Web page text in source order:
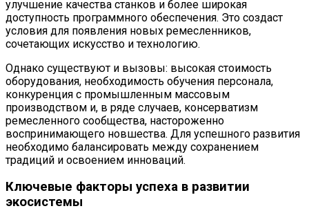
улучшение качества станков и более широкая
доступность программного обеспечения. Это создаст
условия для появления новых ремесленников,
сочетающих искусство и технологию.
Однако существуют и вызовы: высокая стоимость
оборудования, необходимость обучения персонала,
конкуренция с промышленным массовым
производством и, в ряде случаев, консерватизм
ремесленного сообщества, настороженно
воспринимающего новшества. Для успешного развития
необходимо балансировать между сохранением
традиций и освоением инноваций.
Ключевые факторы успеха в развитии
экосистемы